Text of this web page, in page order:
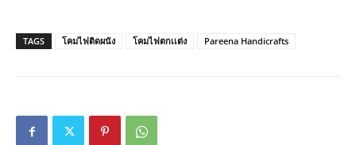
TAGS โคมไฟติดผนัง โคมไฟตกเเต่ง Pareena Handicrafts